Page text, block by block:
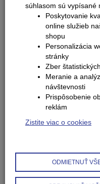
Dvere
Obklady na stenu
Obvodové lišty
Príslušenstvo k
Produkty
Arbiton
súhlasom sú vypísané
Poskytovanie
online služieb
shopu
Personalizácia
stránky
Zber
Meranie a
návštevnosti
Prispôsobenie
reklám
Zistite viac o cookies
ODMIETNUŤ